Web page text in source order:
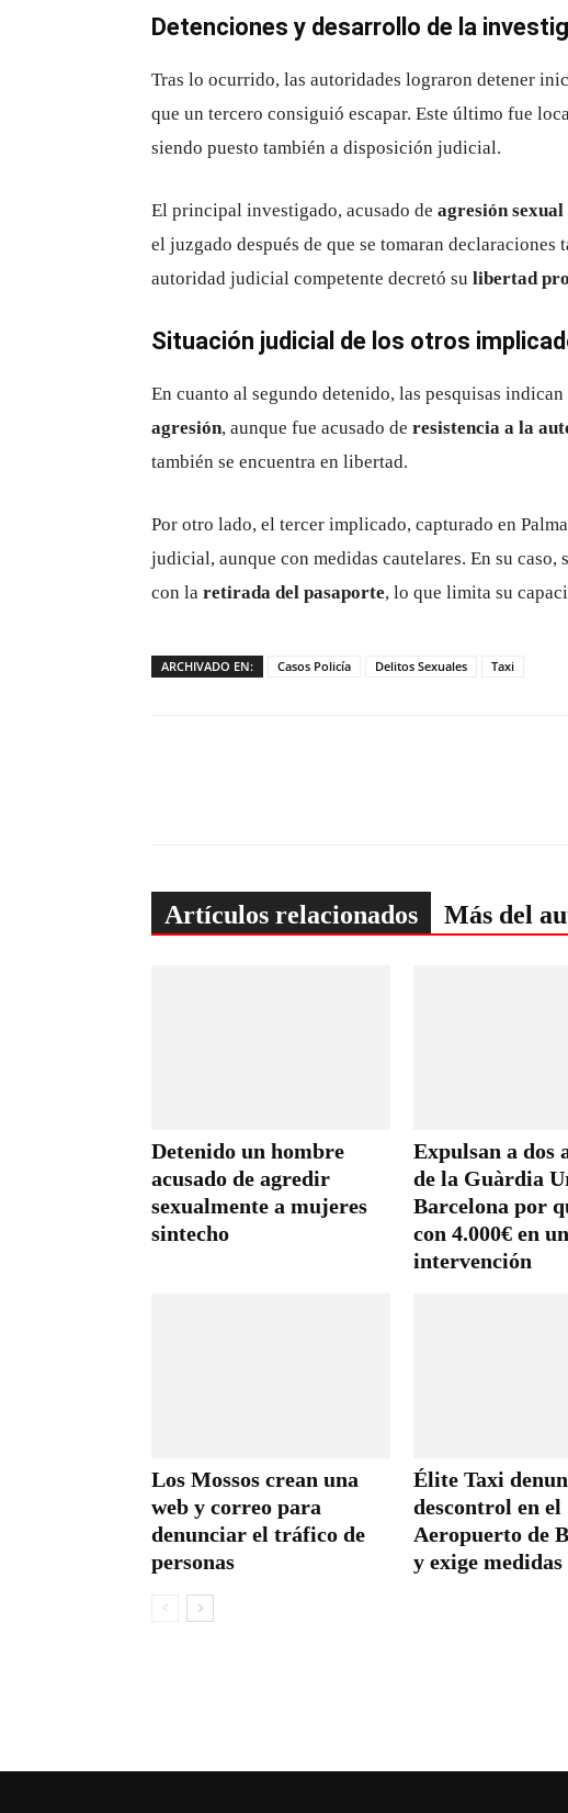
Detenciones y desarrollo de la
Tras lo ocurrido, las autoridades lograron detener
que un tercero consiguió escapar. Este último fue
siendo puesto también a disposición judicial.
El principal investigado, acusado de agresión
el juzgado después de que se tomaran
autoridad judicial competente decretó su libertad
Situación judicial de los otros
En cuanto al segundo detenido, las pesquisas indican
agresión, aunque fue acusado de resistencia a la
también se encuentra en libertad.
Por otro lado, el tercer implicado, capturado en
judicial, aunque con medidas cautelares. En su caso,
con la retirada del pasaporte, lo que limita su
ARCHIVADO EN: Casos Policía Delitos Sexuales Taxi
Artículos relacionados Más del
Detenido un hombre
acusado de agredir
sexualmente a mujeres
sintecho
Expulsan a dos
de la Guàrdia
Barcelona por
con 4.000€ en
intervención
Los Mossos crean una
web y correo para
denunciar el tráfico de
personas
Élite Taxi
descontrol en el
Aeropuerto de
y exige